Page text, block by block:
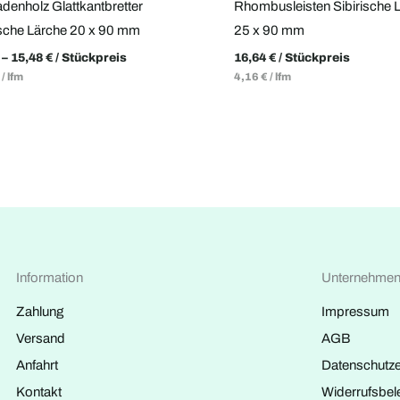
Glattkantbretter
Lärche 20 x 90 mm
– 15,48 € / Stückpreis
/ lfm
Rhombusleisten Sibirische
25 x 90 mm
16,64 € / Stückpreis
4,16 € / lfm
Information
Zahlung
Versand
Anfahrt
Kontakt
Unternehmen
Impressum
AGB